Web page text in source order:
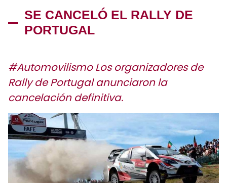
SE CANCELÓ EL RALLY DE
PORTUGAL
#Automovilismo Los organizadores de
Rally de Portugal anunciaron la
cancelación definitiva.